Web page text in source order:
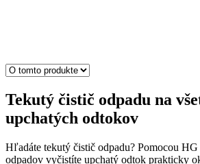
Tekutý čistič odpadu na
upchatých odtokov
Hľadáte tekutý čistič odpadu? Pomocou HG
odpadov vyčistíte upchatý odtok prakticky